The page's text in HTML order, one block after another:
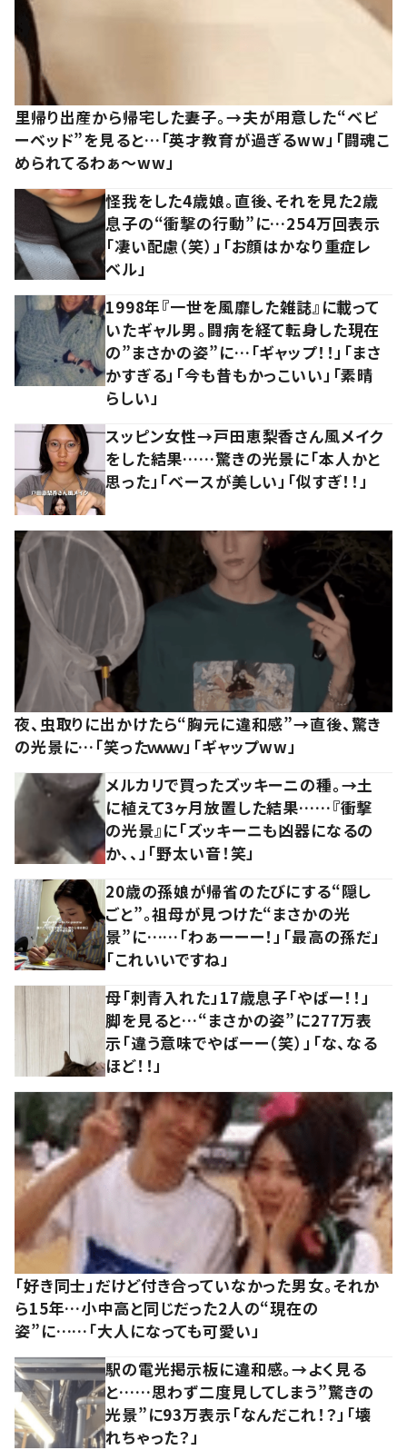
里帰り出産から帰宅した妻子。→夫が用意した“ベビ
ーベッド”を見ると…「英才教育が過ぎるww」「闘魂こ
められてるわぁ～ww」
怪我をした4歳娘。直後、それを見た2歳
息子の“衝撃の行動”に…254万回表示
「凄い配慮（笑）」「お顔はかなり重症レ
ベル」
1998年『一世を風靡した雑誌』に載って
いたギャル男。闘病を経て転身した現在
の”まさかの姿”に…「ギャップ！！」「まさ
かすぎる」「今も昔もかっこいい」「素晴
らしい」
スッピン女性→戸田恵梨香さん風メイク
をした結果……驚きの光景に「本人かと
思った」「ベースが美しい」「似すぎ！！」
夜、虫取りに出かけたら“胸元に違和感”→直後、驚き
の光景に…「笑ったｗｗｗ」「ギャップww」
メルカリで買ったズッキーニの種。→土
に植えて3ヶ月放置した結果……『衝撃
の光景』に「ズッキーニも凶器になるの
か、、」「野太い音！笑」
20歳の孫娘が帰省のたびにする“隠し
ごと”。祖母が見つけた“まさかの光
景”に……「わぁーーー！」「最高の孫だ」
「これいいですね」
母「刺青入れた」17歳息子「やばー！！」
脚を見ると…“まさかの姿”に277万表
示「違う意味でやばーー（笑）」「な、なる
ほど！！」
「好き同士」だけど付き合っていなかった男女。それか
ら15年…小中高と同じだった2人の“現在の
姿”に……「大人になっても可愛い」
駅の電光掲示板に違和感。→よく見る
と……思わず二度見してしまう”驚きの
光景”に93万表示「なんだこれ！？」「壊
れちゃった？」